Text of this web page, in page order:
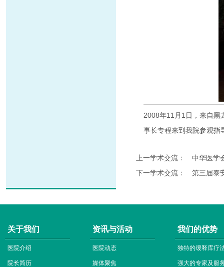
2008年11月1日，来自黑
事长专程来到我院参观指
上一学术交流： 中华医学
下一学术交流： 第三届泰
关于我们
医院介绍
院长简历
资讯与活动
医院动态
媒体聚焦
我们的优势
独特的缓释库疗
强大的专家及服